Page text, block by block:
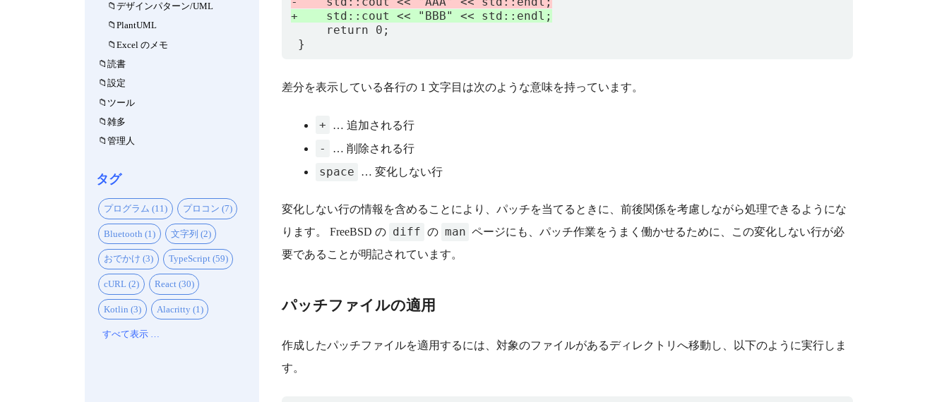
デザインパターン/UML
PlantUML
Excel のメモ
読書
設定
ツール
雑多
管理人
タグ
プログラム (11) プロコン (7)
Bluetooth (1) 文字列 (2)
おでかけ (3) TypeScript (59)
cURL (2) React (30)
Kotlin (3) Alacritty (1)
すべて表示 …
差分を表示している各行の 1 文字目は次のような意味を持っています。
+ … 追加される行
- … 削除される行
space … 変化しない行
変化しない行の情報を含めることにより、パッチを当てるときに、前後関係を考慮しながら処理できるようにな
ります。 FreeBSD の diff の man ページにも、パッチ作業をうまく働かせるために、この変化しない行が必
要であることが明記されています。
パッチファイルの適用
作成したパッチファイルを適用するには、対象のファイルがあるディレクトリへ移動し、以下のように実行しま
す。